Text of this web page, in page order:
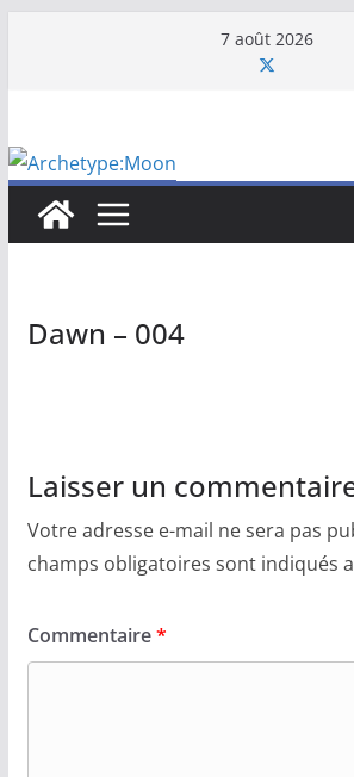
7 août 2026
Dawn – 004
Laisser un
Votre adresse e-mail ne sera pas
champs obligatoires sont indiqués
Commentaire*